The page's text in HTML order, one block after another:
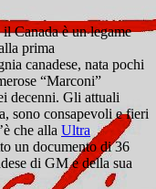
Canada è un legame
prima
canadese, nata pochi
“Marconi”
decenni. Gli attuali
sono consapevoli e fieri
che alla Ultra
un documento di 36
di GM e della sua